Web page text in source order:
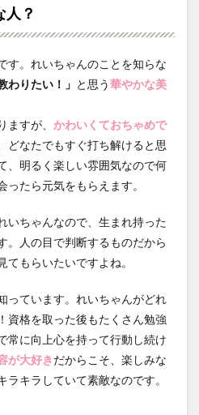
人？
す。れいちゃんのことを知らな
わりたい！」 と思う華やかな美
すが、 かわいくておちゃめで
どなたでもすぐ打ち解けると思
、明るく楽しい雰囲気なので何
たら元気をもらえます。
いちゃんなので、生まれ持った
。人の目で判断するものだから
てもらいたいですよね。
っています。れいちゃんがどれ
資格を取った後もたくさん勉強
常に向上心を持って行動し続け
が大好きだからこそ、楽しみな
キラしていて素敵なのです。